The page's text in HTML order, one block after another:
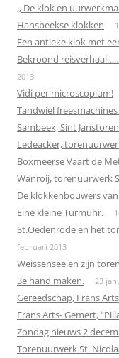
,, De klok en
Hansbeekse klokken
Een antieke klok met
Bekroond
2013
Vidi per microscopium!
Tandwiel
Sambeek, Sint
Ledeacker,
Boxmeerse Vaart de
Wanroij, torenuurwerk
De klokkenbouwers
Eine kleine Turmuhr.
St.Oedenrode en het
februari 2013
Weissensee en zijn
3e hand maken. 23
Gereedschap, Frans
Frans Arts- Gemert,
Zondag nieuws 2
Torenuurwerk St.